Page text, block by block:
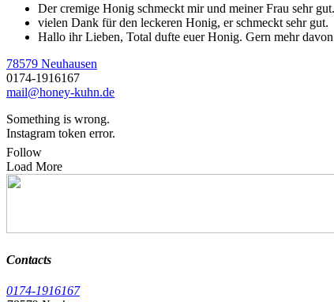
Der cremige Honig schmeckt mir und meiner Frau sehr
vielen Dank für den leckeren Honig, er schmeckt sehr gut.
Hallo ihr Lieben, Total dufte euer Honig. Gern mehr
78579 Neuhausen
0174-1916167
mail@honey-kuhn.de
Something is wrong.
Instagram token error.
Follow
Load More
Contacts
0174-1916167